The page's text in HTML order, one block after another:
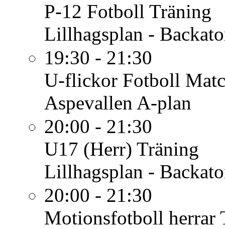
P-12 Fotboll Träning
Lillhagsplan -
19:30 - 21:30
U-flickor Fotboll
Aspevallen A-plan
20:00 - 21:30
U17 (Herr) Träning
Lillhagsplan -
20:00 - 21:30
Motionsfotboll herrar